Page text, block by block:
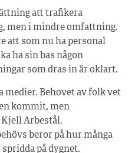
att trafikera
men i mindre omfattning.
att som nu ha personal
ha sin bas någon
som dras in är oklart.
medier. Behovet av folk vet
kommit, men
Arbestål.
beror på hur många
på dygnet.